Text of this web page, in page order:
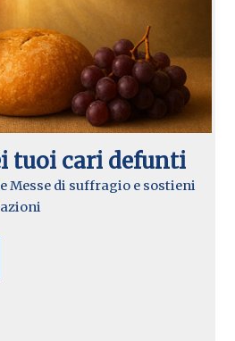
tuoi cari defunti
Messe di suffragio e sostieni